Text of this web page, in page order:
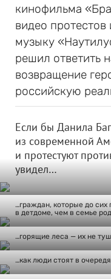
кинофильма
видео
музыку
решил ответить
возвращение
российскую
Если бы Данила
из современной
и протестуют
увидел…
…граждан, которые до
в детдоме, чем в семье
…горящие леса — их не
…как люди стоят в